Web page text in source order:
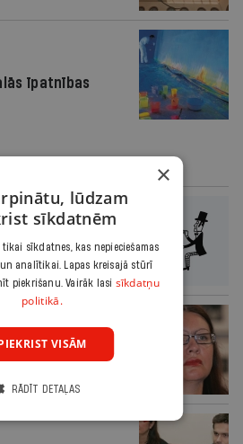
īpatnības
“airBaltic”
×
lūdzam
sīkdatnēm
tikai sīkdatnes, kas nepieciešamas
analītikai. Lapas kreisajā stūrī
piekrišanu. Vairāk lasi sīkdatņu
politikā.
VISĀM
RĀDĪT DETAĻAS